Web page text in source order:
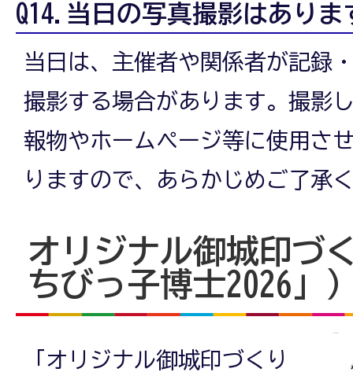
Q14.当日の写真撮影はありま
当日は、主催者や関係者が記録
撮影する場合があります。撮影
報物やホームページ等に使用さ
りますので、あらかじめご了承
オリジナル御城印づ
ちびっ子博士2026」
「オリジナル御城印づくり